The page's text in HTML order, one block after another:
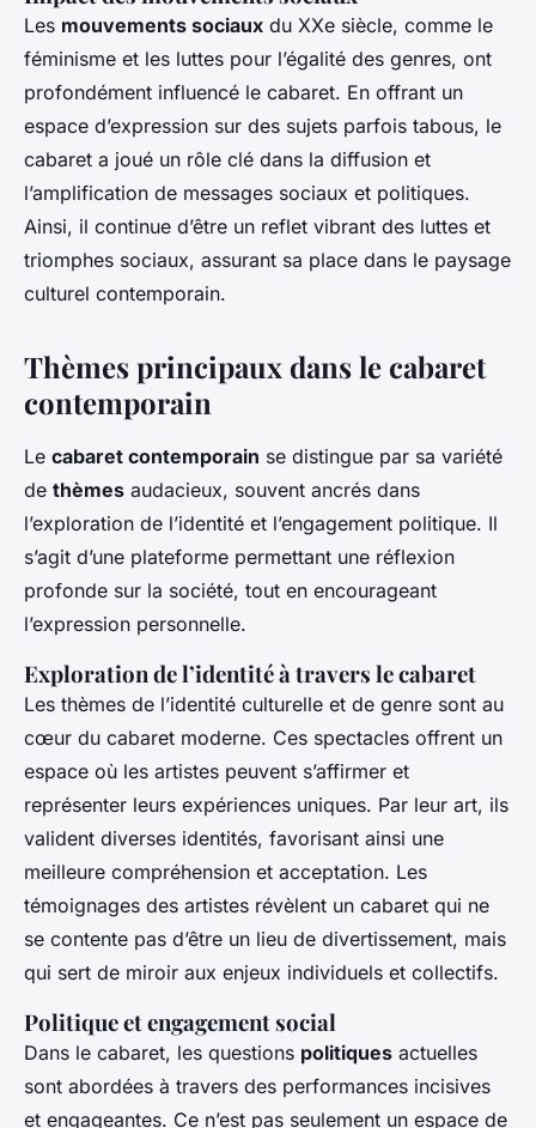
Les mouvements sociaux du XXe siècle, comme le
féminisme et les luttes pour l’égalité des genres, ont
profondément influencé le cabaret. En offrant un
espace d’expression sur des sujets parfois tabous, le
cabaret a joué un rôle clé dans la diffusion et
l’amplification de messages sociaux et politiques.
Ainsi, il continue d’être un reflet vibrant des luttes et
triomphes sociaux, assurant sa place dans le paysage
culturel contemporain.
Thèmes principaux dans le cabaret
contemporain
Le cabaret contemporain se distingue par sa variété
de thèmes audacieux, souvent ancrés dans
l’exploration de l’identité et l’engagement politique. Il
s’agit d’une plateforme permettant une réflexion
profonde sur la société, tout en encourageant
l’expression personnelle.
Exploration de l’identité à travers le cabaret
Les thèmes de l’identité culturelle et de genre sont au
cœur du cabaret moderne. Ces spectacles offrent un
espace où les artistes peuvent s’affirmer et
représenter leurs expériences uniques. Par leur art, ils
valident diverses identités, favorisant ainsi une
meilleure compréhension et acceptation. Les
témoignages des artistes révèlent un cabaret qui ne
se contente pas d’être un lieu de divertissement, mais
qui sert de miroir aux enjeux individuels et collectifs.
Politique et engagement social
Dans le cabaret, les questions politiques actuelles
sont abordées à travers des performances incisives
et engageantes. Ce n’est pas seulement un espace de